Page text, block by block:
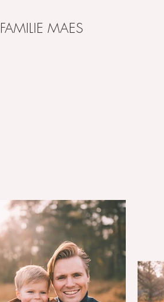
FAMILIE MAES